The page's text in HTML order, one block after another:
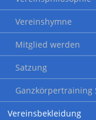
Vereinshymne
Mitglied werden
Satzung
Ganzkörpertraining
Vereinsbekleidung